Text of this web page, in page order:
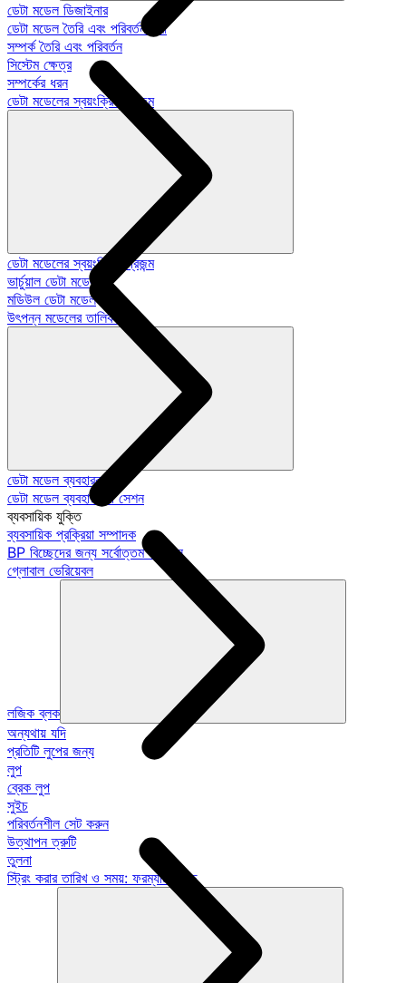
ডেটা মডেল ডিজাইনার
ডেটা মডেল তৈরি এবং পরিবর্তন করা
সম্পর্ক তৈরি এবং পরিবর্তন
সিস্টেম ক্ষেত্র
সম্পর্কের ধরন
ডেটা মডেলের স্বয়ংক্রিয়-প্রজন্ম
ডেটা মডেলের স্বয়ংক্রিয়-প্রজন্ম
ভার্চুয়াল ডেটা মডেল
মডিউল ডেটা মডেল
উৎপন্ন মডেলের তালিকা
ডেটা মডেল ব্যবহারকারী
ডেটা মডেল ব্যবহারকারী সেশন
ব্যবসায়িক যুক্তি
ব্যবসায়িক প্রক্রিয়া সম্পাদক
BP বিচ্ছেদের জন্য সর্বোত্তম অভ্যাস
গ্লোবাল ভেরিয়েবল
লজিক ব্লক
অন্যথায় যদি
প্রতিটি লুপের জন্য
লুপ
ব্রেক লুপ
সুইচ
পরিবর্তনশীল সেট করুন
উত্থাপন ত্রুটি
তুলনা
স্ট্রিং করার তারিখ ও সময়: ফরম্যাট গাইড